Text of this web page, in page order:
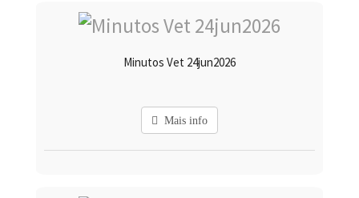
Minutos Vet 24jun2026
Mais info